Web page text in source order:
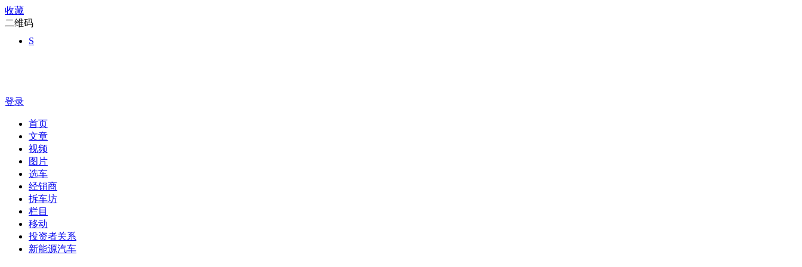
收藏
二维码
登录
首页
文章
视频
图片
选车
经销商
拆车坊
栏目
移动
投资者关系
新能源汽车
S